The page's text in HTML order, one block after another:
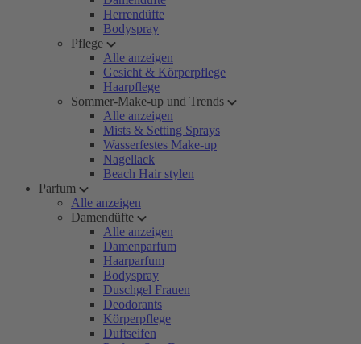
Herrendüfte
Bodyspray
Pflege
Alle anzeigen
Gesicht & Körperpflege
Haarpflege
Sommer-Make-up und Trends
Alle anzeigen
Mists & Setting Sprays
Wasserfestes Make-up
Nagellack
Beach Hair stylen
Parfum
Alle anzeigen
Damendüfte
Alle anzeigen
Damenparfum
Haarparfum
Bodyspray
Duschgel Frauen
Deodorants
Körperpflege
Duftseifen